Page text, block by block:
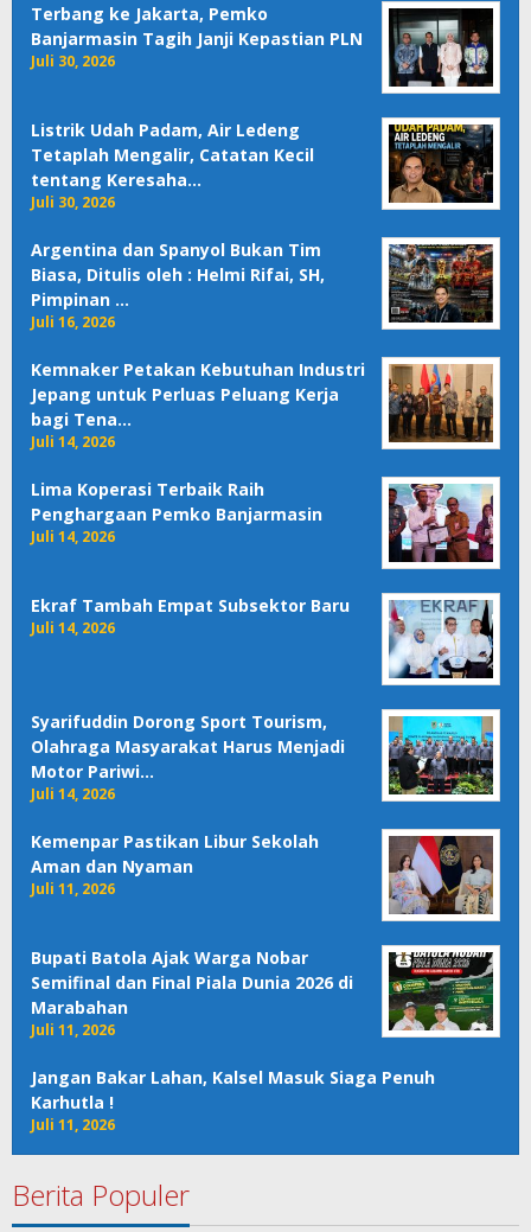
Terbang ke Jakarta, Pemko
Banjarmasin Tagih Janji Kepastian PLN
Juli 30, 2026
Listrik Udah Padam, Air Ledeng
Tetaplah Mengalir, Catatan Kecil
tentang Keresaha…
Juli 30, 2026
Argentina dan Spanyol Bukan Tim
Biasa, Ditulis oleh : Helmi Rifai, SH,
Pimpinan …
Juli 16, 2026
Kemnaker Petakan Kebutuhan Industri
Jepang untuk Perluas Peluang Kerja
bagi Tena…
Juli 14, 2026
Lima Koperasi Terbaik Raih
Penghargaan Pemko Banjarmasin
Juli 14, 2026
Ekraf Tambah Empat Subsektor Baru
Juli 14, 2026
Syarifuddin Dorong Sport Tourism,
Olahraga Masyarakat Harus Menjadi
Motor Pariwi…
Juli 14, 2026
Kemenpar Pastikan Libur Sekolah
Aman dan Nyaman
Juli 11, 2026
Bupati Batola Ajak Warga Nobar
Semifinal dan Final Piala Dunia 2026 di
Marabahan
Juli 11, 2026
Jangan Bakar Lahan, Kalsel Masuk Siaga Penuh
Karhutla !
Juli 11, 2026
Berita Populer